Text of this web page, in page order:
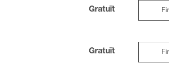
Gratuït
Gratuït